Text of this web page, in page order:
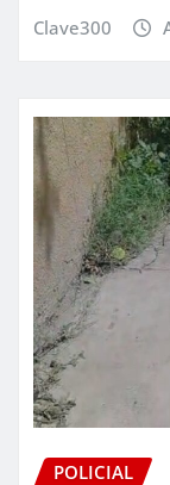
Clave300
POLICIAL